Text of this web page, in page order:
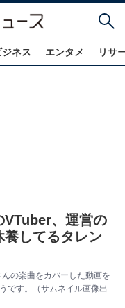
ネス エンタメ リサ
VTuber、運営の
養してるタレン
の楽曲をカバーした動画を
です。（サムネイル画像出